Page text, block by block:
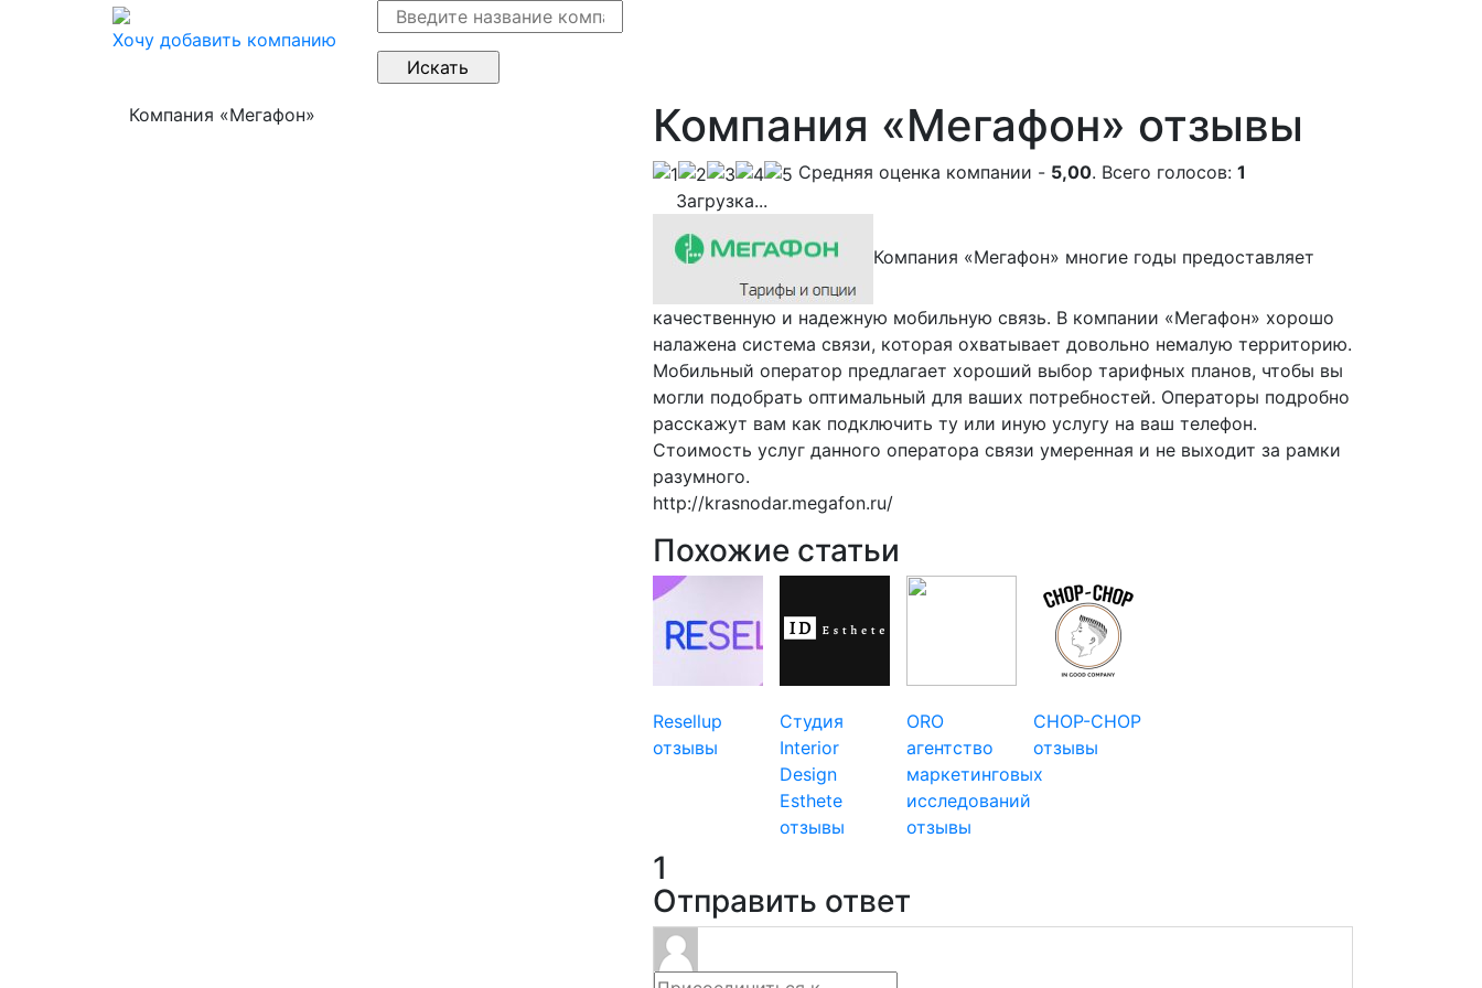
Хочу добавить компанию
Компания «Мегафон» Компания «Мегафон» отзывы
Cредняя оценка компании - 5,00. Всего голосов: 1
Загрузка...
Компания «Мегафон» многие годы предоставляет
качественную и надежную мобильную связь. В компании «Мегафон» хорошо
налажена система связи, которая охватывает довольно немалую территорию.
Мобильный оператор предлагает хороший выбор тарифных планов, чтобы вы
могли подобрать оптимальный для ваших потребностей. Операторы подробно
расскажут вам как подключить ту или иную услугу на ваш телефон.
Стоимость услуг данного оператора связи умеренная и не выходит за рамки
разумного.
http://krasnodar.megafon.ru/
Похожие статьи
Resellup
отзывы
Студия
Interior
Design
Esthete
отзывы
ORO
агентство
маркетинговых
исследований
отзывы
CHOP-CHOP
отзывы
1
Отправить ответ